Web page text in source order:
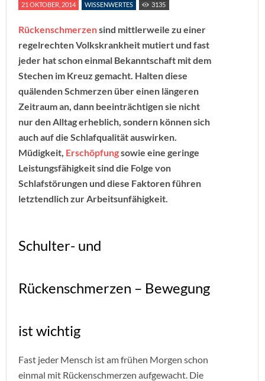
21 OKTOBER, 2014 WISSENWERTES 3135
Rückenschmerzensind mittlerweile zu einer
regelrechten Volkskrankheit mutiert und fast
jeder hat schon einmal Bekanntschaft mit dem
Stechen im Kreuz gemacht. Halten diese
quälenden Schmerzen über einen längeren
Zeitraum an, dann beeinträchtigen sie nicht
nur den Alltag erheblich, sondern können sich
auch auf die Schlafqualität auswirken.
Müdigkeit, Erschöpfungsowie eine geringe
Leistungsfähigkeit sind die Folge von
Schlafstörungen und diese Faktoren führen
letztendlich zur Arbeitsunfähigkeit.
Schulter- und
Rückenschmerzen – Bewegung
ist wichtig
Fast jeder Mensch ist am frühen Morgen schon
einmal mit Rückenschmerzen aufgewacht. Die